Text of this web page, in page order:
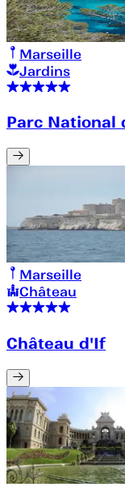
Marseille
Jardins
Parc National
Marseille
Château
Château d'If